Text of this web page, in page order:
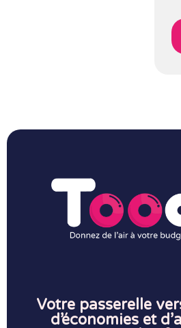
Votre passerelle
d’économies et